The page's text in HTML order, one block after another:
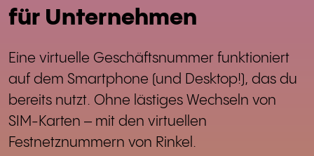
für Unternehmen
Eine virtuelle Geschäftsnummer funktioniert
auf dem Smartphone (und Desktop!), das du
bereits nutzt. Ohne lästiges Wechseln von
SIM-Karten – mit den virtuellen
Festnetznummern von Rinkel.